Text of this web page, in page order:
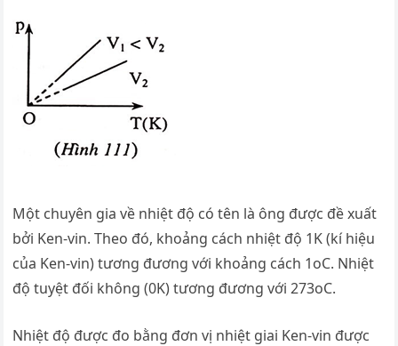
Một chuyên gia về nhiệt độ có tên là ông được đề xuất
bởi Ken-vin. Theo đó, khoảng cách nhiệt độ 1K (kí hiệu
của Ken-vin) tương đương với khoảng cách 1oC. Nhiệt
độ tuyệt đối không (0K) tương đương với 273oC.
Nhiệt độ được đo bằng đơn vị nhiệt giai Ken-vin được